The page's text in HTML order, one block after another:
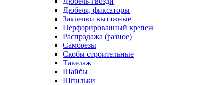
Дюбеля, фиксаторы
Заклепки вытяжные
Перфорированный крепеж
Распродажа (разное)
Саморезы
Скобы строительные
Такелаж
Шайбы
Шпильки